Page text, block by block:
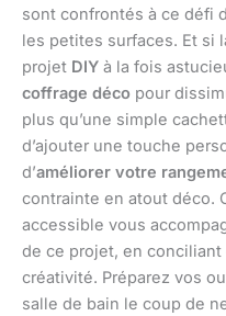
sont confrontés à ce défi
les petites surfaces. Et si
projet DIY à la fois
coffrage déco pour
plus qu’une simple
d’ajouter une touche
d’améliorer votre
contrainte en atout déco.
accessible vous
de ce projet, en conciliant
créativité. Préparez vos
salle de bain le coup de